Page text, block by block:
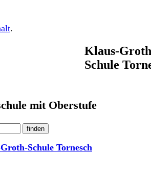
.
Klaus-
Schule
mit Oberstufe
Schule Tornesch